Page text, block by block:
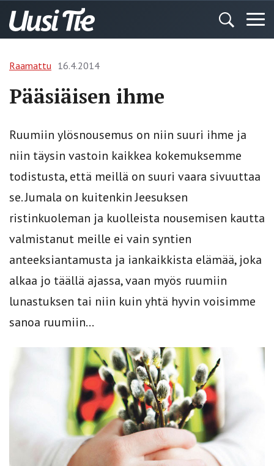
Raamattu 16.4.2014
Pääsiäisen ihme
Ruumiin ylösnousemus on niin suuri ihme ja
niin täysin vastoin kaikkea kokemuksemme
todistusta, että meillä on suuri vaara sivuuttaa
se. Jumala on kuitenkin Jeesuksen
ristinkuoleman ja kuolleista nousemisen kautta
valmistanut meille ei vain syntien
anteeksiantamusta ja iankaikkista elämää, joka
alkaa jo täällä ajassa, vaan myös ruumiin
lunastuksen tai niin kuin yhtä hyvin voisimme
sanoa ruumiin...